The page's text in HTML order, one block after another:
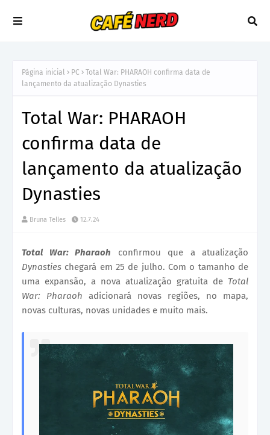
Página inicial PC
Total War: PHARAOH confirma data de
lançamento da atualização Dynasties
Total War: PHARAOH
confirma data de
lançamento da atualização
Dynasties
Bruna Telles 12.7.24
Total War: Pharaoh confirmou que a atualização
Dynasties chegará em 25 de julho. Com o tamanho de
uma expansão, a nova atualização gratuita de Total
War: Pharaoh adicionará novas regiões, no mapa,
novas culturas, novas unidades e muito mais.